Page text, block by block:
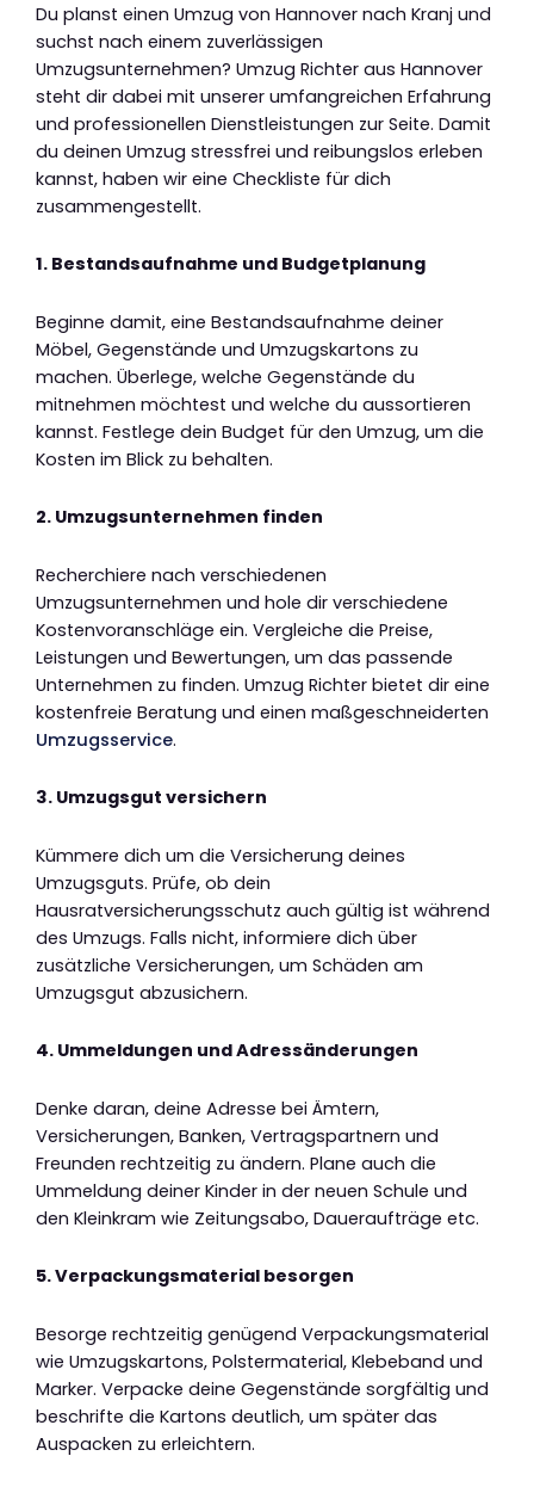
Du planst einen Umzug von Hannover nach Kranj und
suchst nach einem zuverlässigen
Umzugsunternehmen? Umzug Richter aus Hannover
steht dir dabei mit unserer umfangreichen Erfahrung
und professionellen Dienstleistungen zur Seite. Damit
du deinen Umzug stressfrei und reibungslos erleben
kannst, haben wir eine Checkliste für dich
zusammengestellt.
1. Bestandsaufnahme und Budgetplanung
Beginne damit, eine Bestandsaufnahme deiner
Möbel, Gegenstände und Umzugskartons zu
machen. Überlege, welche Gegenstände du
mitnehmen möchtest und welche du aussortieren
kannst. Festlege dein Budget für den Umzug, um die
Kosten im Blick zu behalten.
2. Umzugsunternehmen finden
Recherchiere nach verschiedenen
Umzugsunternehmen und hole dir verschiedene
Kostenvoranschläge ein. Vergleiche die Preise,
Leistungen und Bewertungen, um das passende
Unternehmen zu finden. Umzug Richter bietet dir eine
kostenfreie Beratung und einen maßgeschneiderten
Umzugsservice.
3. Umzugsgut versichern
Kümmere dich um die Versicherung deines
Umzugsguts. Prüfe, ob dein
Hausratversicherungsschutz auch gültig ist während
des Umzugs. Falls nicht, informiere dich über
zusätzliche Versicherungen, um Schäden am
Umzugsgut abzusichern.
4. Ummeldungen und Adressänderungen
Denke daran, deine Adresse bei Ämtern,
Versicherungen, Banken, Vertragspartnern und
Freunden rechtzeitig zu ändern. Plane auch die
Ummeldung deiner Kinder in der neuen Schule und
den Kleinkram wie Zeitungsabo, Daueraufträge etc.
5. Verpackungsmaterial besorgen
Besorge rechtzeitig genügend Verpackungsmaterial
wie Umzugskartons, Polstermaterial, Klebeband und
Marker. Verpacke deine Gegenstände sorgfältig und
beschrifte die Kartons deutlich, um später das
Auspacken zu erleichtern.